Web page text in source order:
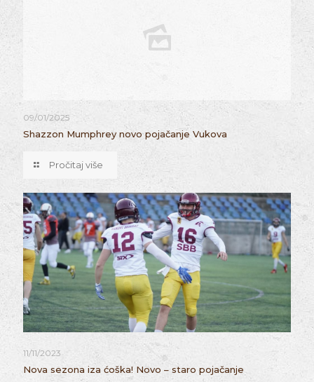
09/01/2025
Shazzon Mumphrey novo pojačanje Vukova
Pročitaj više
11/11/2023
Nova sezona iza ćoška! Novo – staro pojačanje